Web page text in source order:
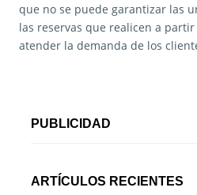
que no se puede garantizar las
las reservas que realicen a
atender la demanda de los
PUBLICIDAD
ARTÍCULOS RECIENTES